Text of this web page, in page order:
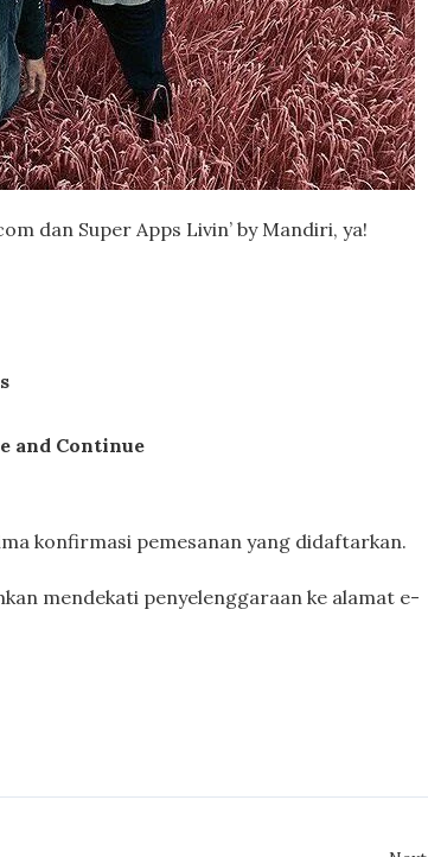
dan Super Apps Livin’ by Mandiri, ya!
and Continue
konfirmasi pemesanan yang didaftarkan.
mendekati penyelenggaraan ke alamat e-